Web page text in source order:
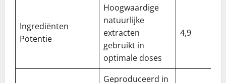
Ingrediënten
Potentie
Hoogwaardige
natuurlijke
extracten
gebruikt in
optimale doses
4,9
Geproduceerd in